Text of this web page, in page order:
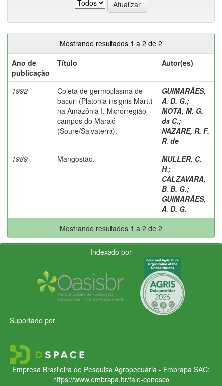
Mostrando resultados 1 a 2 de 2
Ano de
publicação
Título Autor(es)
1992
Coleta de germoplasma de
bacuri (Platonia insignis Mart.)
na Amazônia I. Microrregião
campos do Marajó
(Soure/Salvaterra).
GUIMARÃES,
A. D. G.;
MOTA, M. G.
da C.;
NAZARE, R. F.
R. de
1989
Mangostão.
MULLER, C.
H.;
CALZAVARA,
B. B. G.;
GUIMARÃES,
A. D. G.
Mostrando resultados 1 a 2 de 2
Indexado por
Suportado por
Empresa Brasileira de Pesquisa Agropecuária - Embrapa SAC:
https://www.embrapa.br/fale-conosco